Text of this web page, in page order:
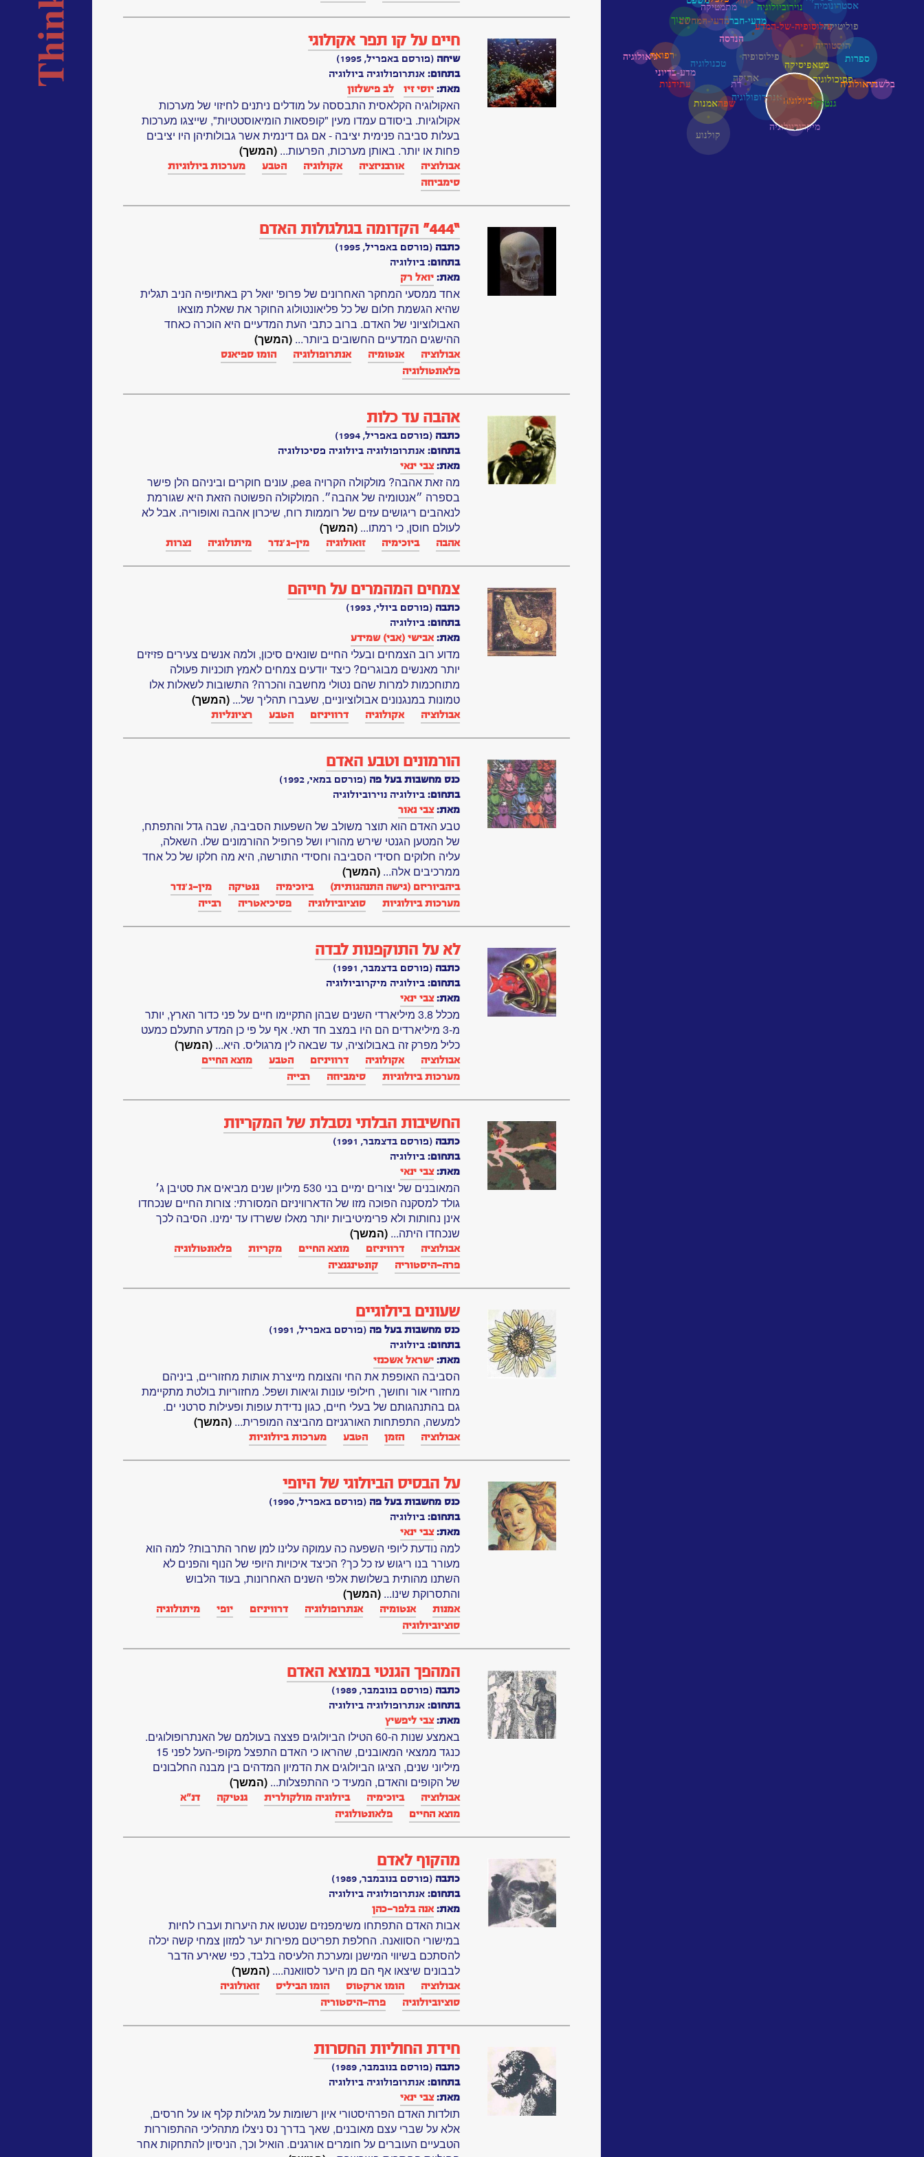
חיים על קו תפר אקולוגי
שיחה (פורסם באפריל, 1995)
בתחום: אנתרופולוגיה ביולוגיה
מאת: יוסי זיו לב פישלזון
האקולוגיה הקלאסית התבססה על מודלים ניתנים לחיזוי של מערכות
אקולוגיות. ביסודם עמדו מעין "קופסאות הומיאוסטטיות", שייצגו מערכות
בעלות סביבה פנימית יציבה - אם גם דינמית אשר גבולותיהן היו יציבים
פחות או יותר. באותן מערכות, הפרעות... (המשך)
אבולוציה אורבניזציה אקולוגיה הטבע
מערכות ביולוגיות‏
סימביוזה
“444” הקדומה בגולגולות האדם
כתבה (פורסם באפריל, 1995)
בתחום: ביולוגיה
מאת: יואל רק
אחד ממסעי המחקר האחרונים של פרופ' יואל רק באתיופיה הניב תגלית
שהיא הגשמת חלום של כל פליאונטולוג החוקר את שאלת מוצאו
האבולוציוני של האדם. ברוב כתבי העת המדעיים היא הוכרה כאחד
ההישגים המדעיים החשובים ביותר... (המשך)
אבולוציה אנטומיה אנתרופולוגיה
הומו ספיאנס
פלאונטולוגיה
אהבה עד כלות
כתבה (פורסם באפריל, 1994)
בתחום: אנתרופולוגיה ביולוגיה פסיכולוגיה
מאת:צבי ינאי
מה זאת אהבה? מולקולה הקרויה pea, עונים חוקרים וביניהם הלן פישר
בספרה ״אנטומיה של אהבה״. המולקולה הפשוטה הזאת היא שגורמת
לנאהבים ריגושים עזים של רוממות רוח, שיכרון אהבה ואופוריה. אבל לא
לעולם חוסן, כי רמתו... (המשך)
אהבה ביוכימיה זואולוגיה מין-ג׳נדר מיתולוגיה נצרות
צמחים המהמרים על חייהם
כתבה (פורסם ביולי, 1993)
בתחום: ביולוגיה
מאת:אבישי (אבי) שמידע
מדוע רוב הצמחים ובעלי החיים שונאים סיכון, ולמה אנשים צעירים פזיזים
יותר מאנשים מבוגרים? כיצד יודעים צמחים לאמץ תוכניות פעולה
מתוחכמות למרות שהם נטולי מחשבה והכרה? התשובות לשאלות אלו
טמונות במנגנונים אבולוציוניים, שעברו תהליך של... (המשך)
אבולוציה אקולוגיה דרוויניזם הטבע רציונליות
הורמונים וטבע האדם
כנס מחשבות בעל פה (פורסם במאי, 1992)
בתחום: ביולוגיה נוירוביולוגיה
מאת:צבי נאור
טבע האדם הוא תוצר משולב של השפעות הסביבה, שבה גדל והתפתח,
של המטען הגנטי שירש מהוריו ושל פרופיל ההורמונים שלו. השאלה,
עליה חלוקים חסידי הסביבה וחסידי התורשה, היא מה חלקו של כל אחד
ממרכיבים אלה... (המשך)
ביהביוריזם (גישה התנהגותית) ביוכימיה גנטיקה‏
מין-ג׳נדר
מערכות ביולוגיות‏
סוציוביולוגיה פסיכיאטריה רבייה
לא על התוקפנות לבדה
כתבה (פורסם בדצמבר, 1991)
בתחום: ביולוגיה מיקרוביולוגיה
מאת:צבי ינאי
מכלל 3.8 מיליארדי השנים שבהן התקיימו חיים על פני כדור הארץ, יותר
מ-3 מיליארדים הם היו במצב חד תאי. אף על פי כן המדע התעלם כמעט
כליל מפרק זה באבולוציה, עד שבאה לין מרגוליס. היא... (המשך)
אבולוציה אקולוגיה דרוויניזם הטבע
מוצא החיים
מערכות ביולוגיות‏
סימביוזה רבייה
החשיבות הבלתי נסבלת של המקריות
כתבה (פורסם בדצמבר, 1991)
בתחום: ביולוגיה
מאת:צבי ינאי
המאובנים של יצורים ימיים בני 530 מיליון שנים מביאים את סטיבן ג׳
גולד למסקנה הפוכה מזו של הדארוויניזם המסורתי: צורות החיים שנכחדו
אינן נחותות ולא פרימיטיביות יותר מאלו ששרדו עד ימינו. הסיבה לכך
שנכחדו היתה... (המשך)
אבולוציה דרוויניזם מוצא החיים מקריות
פלאונטולוגיה
פרה-היסטוריה
קונטינגנציה
שעונים ביולוגיים
כנס מחשבות בעל פה (פורסם באפריל, 1991)
בתחום: ביולוגיה
מאת: ישראל אשכנזי
הסביבה האופפת את החי והצומח מייצרת אותות מחזוריים, ביניהם
מחזורי אור וחושך, חילופי עונות וגיאות ושפל. מחזוריות בולטת מתקיימת
גם בהתנהגותם של בעלי חיים, כגון נדידת עופות ופעילות סרטני ים.
למעשה, התפתחות האורגניזם מהביצה המופרית... (המשך)
אבולוציה הזמן הטבע מערכות ביולוגיות‏
על הבסיס הביולוגי של היופי
כנס מחשבות בעל פה (פורסם באפריל, 1990)
בתחום: ביולוגיה
מאת:צבי ינאי
למה נודעת ליופי השפעה כה עמוקה עלינו למן שחר התרבות? למה הוא
מעורר בנו ריגוש עז כל כך? הכיצד איכויות היופי של הנוף והפנים לא
השתנו מהותית בשלושת אלפי השנים האחרונות, בעוד הלבוש
והתסרוקת שינו... (המשך)
אמנות אנטומיה אנתרופולוגיה דרוויניזם יופי
מיתולוגיה
סוציוביולוגיה
המהפך הגנטי במוצא האדם
כתבה (פורסם בנובמבר, 1989)
בתחום: אנתרופולוגיה ביולוגיה
מאת:צבי ליפשיץ
באמצע שנות ה-60 הטילו הביולוגים פצצה בעולמם של האנתרופולוגים.
כנגד ממצאי המאובנים, שהראו כי האדם התפצל מקופי-העל לפני 15
מיליוני שנים, הציגו הביולוגים את הדמיון המדהים בין מבנה החלבונים
של הקופים והאדם, המעיד כי ההתפצלות... (המשך)
אבולוציה ביוכימיה ביולוגיה מולקולרית גנטיקה‏
דנ"א‏
מוצא החיים
פלאונטולוגיה
מהקוף לאדם
כתבה (פורסם בנובמבר, 1989)
בתחום: אנתרופולוגיה ביולוגיה
מאת:אנה בלפר-כהן
אבות האדם התפתחו משימפנזים שנטשו את היערות ועברו לחיות
במישורי הסוואנה. החלפת תפריטם מפירות יער למזון צמחי קשה יכלה
להסתכם בשיווי המישנן ומערכת הלעיסה בלבד, כפי שאירע הדבר
לבבונים שיצאו אף הם מן היער לסוואנה.... (המשך)
אבולוציה הומו ארקטוס הומו הביליס
זואולוגיה
סוציוביולוגיה
פרה-היסטוריה
חידת החוליות החסרות
כתבה (פורסם בנובמבר, 1989)
בתחום: אנתרופולוגיה ביולוגיה
מאת:צבי ינאי
תולדות האדם הפרהיסטורי איון רשומות על מגילות קלף או על חרסים,
אלא על שברי עצם מאובנים, שאך בדרך נס ניצלו מתהליכי ההתפוררות
הטבעיים העוברים על חומרים אורגנים. הואיל וכך, הניסיון להתחקות אחר